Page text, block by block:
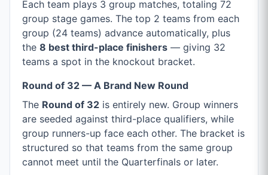
Each team plays 3 group matches, totaling 72
group stage games. The top 2 teams from each
group (24 teams) advance automatically, plus
the 8 best third-place finishers — giving 32
teams a spot in the knockout bracket.
Round of 32 — A Brand New Round
The Round of 32 is entirely new. Group winners
are seeded against third-place qualifiers, while
group runners-up face each other. The bracket is
structured so that teams from the same group
cannot meet until the Quarterfinals or later.